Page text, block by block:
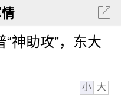
神助攻”，东大
小 大